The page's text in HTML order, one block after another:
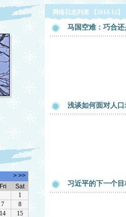
网络日志列表 【2014-12】
马国空难：巧合
浅谈如何面对人口
习近平的下一个